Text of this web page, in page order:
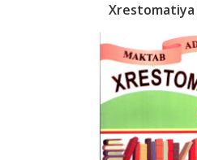
Xrestomatiya